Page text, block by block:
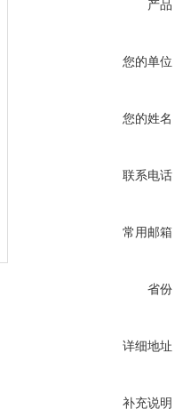
产品
您的单位
您的姓名
联系电话
常用邮箱
省份
详细地址
补充说明